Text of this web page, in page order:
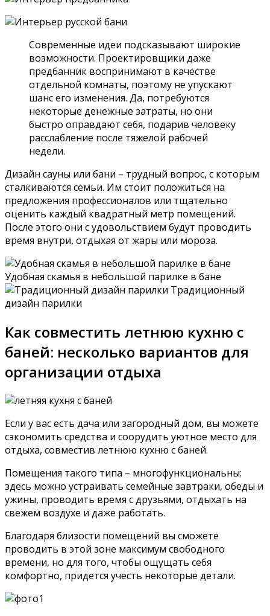
Современные идеи подсказывают широкие
возможности. Проектировщики даже
предбанник воспринимают в качестве
отдельной комнаты, поэтому не упускают
шанс его изменения. Да, потребуются
некоторые денежные затраты, но они
быстро оправдают себя, подарив человеку
расслабление после тяжелой рабочей
недели.
Дизайн сауны или бани – трудный вопрос, с которым
сталкиваются семьи. Им стоит положиться на
предложения профессионалов или тщательно
оценить каждый квадратный метр помещений.
После этого они с удовольствием будут проводить
время внутри, отдыхая от жары или мороза.
Удобная скамья в небольшой парилке в бане
Традиционный
дизайн парилки
Как совместить летнюю кухню с
баней: несколько вариантов для
организации отдыха
Если у вас есть дача или загородный дом, вы можете
сэкономить средства и соорудить уютное место для
отдыха, совместив летнюю кухню с баней.
Помещения такого типа – многофункциональны:
здесь можно устраивать семейные завтраки, обеды и
ужины, проводить время с друзьями, отдыхать на
свежем воздухе и даже работать.
Благодаря близости помещений вы сможете
проводить в этой зоне максимум свободного
времени, но для того, чтобы ощущать себя
комфортно, придется учесть некоторые детали.